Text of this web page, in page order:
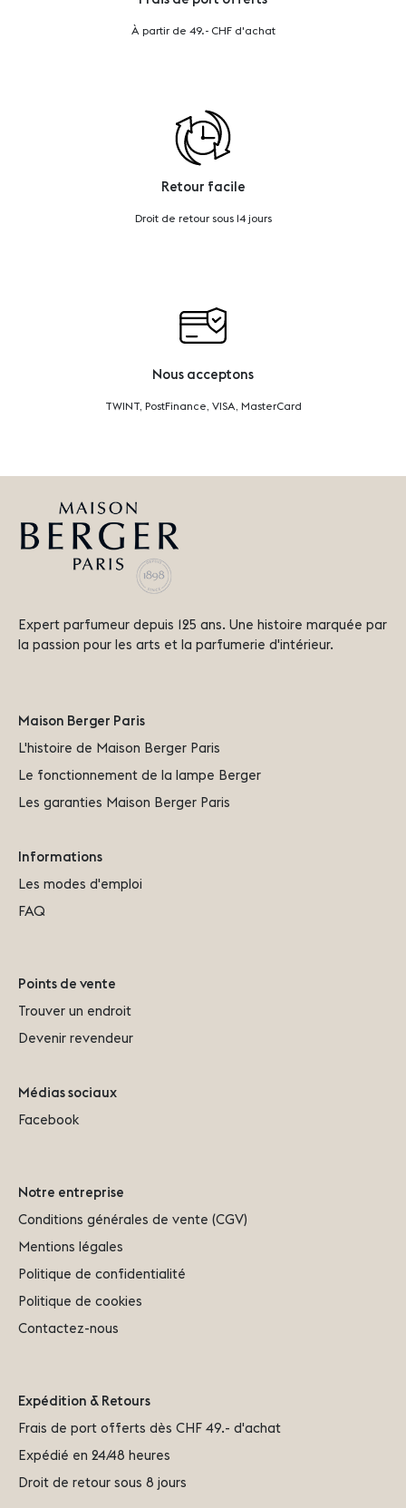
À partir de 49.- CHF d'achat
Retour facile
Droit de retour sous 14 jours
Nous acceptons
TWINT, PostFinance, VISA, MasterCard
Expert parfumeur depuis 125 ans. Une histoire marquée par
la passion pour les arts et la parfumerie d'intérieur.
Maison Berger Paris
L'histoire de Maison Berger Paris
Le fonctionnement de la lampe Berger
Les garanties Maison Berger Paris
Informations
Les modes d'emploi
FAQ
Points de vente
Trouver un endroit
Devenir revendeur
Médias sociaux
Facebook
Notre entreprise
Conditions générales de vente (CGV)
Mentions légales
Politique de confidentialité
Politique de cookies
Contactez-nous
Expédition & Retours
Frais de port offerts dès CHF 49.- d'achat
Expédié en 24/48 heures
Droit de retour sous 8 jours